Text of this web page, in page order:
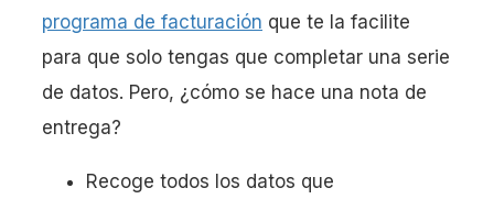
programa de facturación que te la facilite
para que solo tengas que completar una serie
de datos. Pero, ¿cómo se hace una nota de
entrega?
Recoge todos los datos que